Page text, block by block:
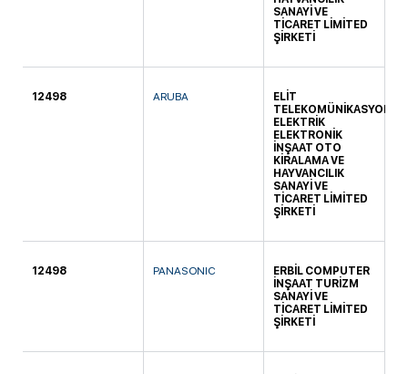
SANAYİ VE
TİCARET LİMİTED
ŞİRKETİ
12498 ARUBA
ELİT
TELEKOMÜNİKASYON
ELEKTRİK
ELEKTRONİK
İNŞAAT OTO
KİRALAMA VE
HAYVANCILIK
SANAYİ VE
TİCARET LİMİTED
ŞİRKETİ
12498 PANASONIC
ERBİL COMPUTER
İNŞAAT TURİZM
SANAYİ VE
TİCARET LİMİTED
ŞİRKETİ